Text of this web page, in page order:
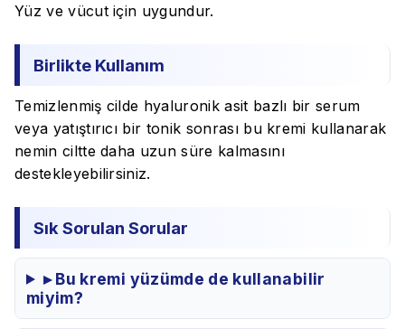
Yüz ve vücut için uygundur.
Birlikte Kullanım
Temizlenmiş cilde hyaluronik asit bazlı bir serum
veya yatıştırıcı bir tonik sonrası bu kremi kullanarak
nemin ciltte daha uzun süre kalmasını
destekleyebilirsiniz.
Sık Sorulan Sorular
▸ Bu kremi yüzümde de kullanabilir
miyim?